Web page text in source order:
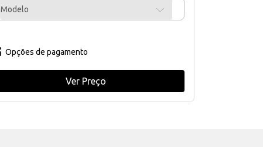
Modelo
Opções de pagamento
Ver Preço